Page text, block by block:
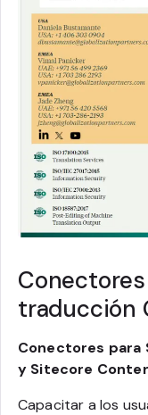
traducción
Conectores para
y Sitecore
Capacitar a los